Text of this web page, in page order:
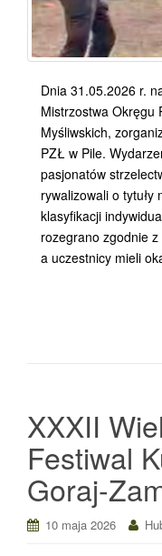
Dnia 31.05.2026 r.
Mistrzostwa Okręgu
Myśliwskich,
PZŁ w Pile.
pasjonatów
rywalizowali o
klasyfikacji
rozegrano zgodnie
a uczestnicy mieli
XXXII
Festiwal
Goraj-
10 maja 2026